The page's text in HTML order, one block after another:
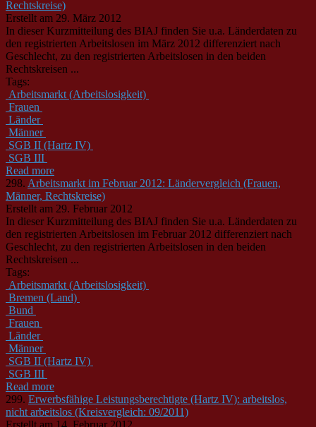
Rechtskreise)
Erstellt am 29. März 2012
In dieser Kurzmitteilung des BIAJ finden Sie u.a. Länderdaten zu
den registrierten Arbeitslosen im März 2012 differenziert nach
Geschlecht, zu den registrierten Arbeitslosen in den beiden
Rechtskreisen ...
Tags:
Arbeitsmarkt (Arbeitslosigkeit)
Frauen
Länder
Männer
SGB II (Hartz IV)
SGB III
Read more
298. Arbeitsmarkt im Februar 2012: Ländervergleich (Frauen,
Männer, Rechtskreise)
Erstellt am 29. Februar 2012
In dieser Kurzmitteilung des BIAJ finden Sie u.a. Länderdaten zu
den registrierten Arbeitslosen im Februar 2012 differenziert nach
Geschlecht, zu den registrierten Arbeitslosen in den beiden
Rechtskreisen ...
Tags:
Arbeitsmarkt (Arbeitslosigkeit)
Bremen (Land)
Bund
Frauen
Länder
Männer
SGB II (Hartz IV)
SGB III
Read more
299. Erwerbsfähige Leistungsberechtigte (Hartz IV): arbeitslos,
nicht arbeitslos (Kreisvergleich: 09/2011)
Erstellt am 14. Februar 2012